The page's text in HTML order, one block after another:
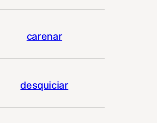
carenar
desquiciar